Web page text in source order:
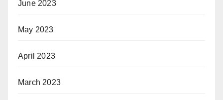
June 2023
May 2023
April 2023
March 2023